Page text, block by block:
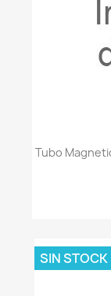
Tubo
SIN STOCK